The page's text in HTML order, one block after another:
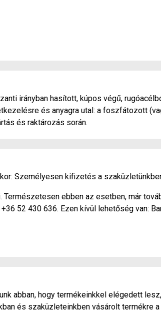
irányban hasított, kúpos végű,
és anyagra utal: a foszfátozott
és raktározás során.
Személyesen kifizetés a
ebben az esetben, már
52 430 636. Ezen kívül lehetőség van:
abban, hogy termékeinkkel elégedett
és szaküzleteinkben vásárolt termékre